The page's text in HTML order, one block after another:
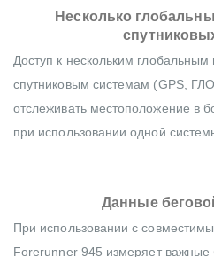
Несколько
Доступ к нескольким
спутниковым системам (GPS,
отслеживать местоположение в
при использовании одной
Данные
При использовании с
Forerunner 945 измеряет важные